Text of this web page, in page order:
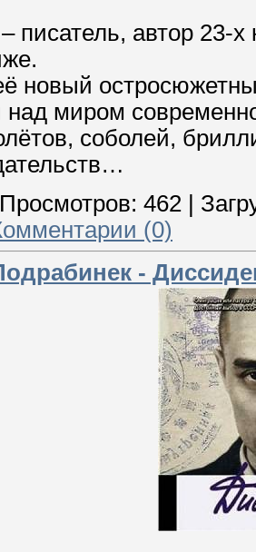
писатель, автор 23-
новый
над миром
соболей,
Просмотров: 462 |
(0)
-